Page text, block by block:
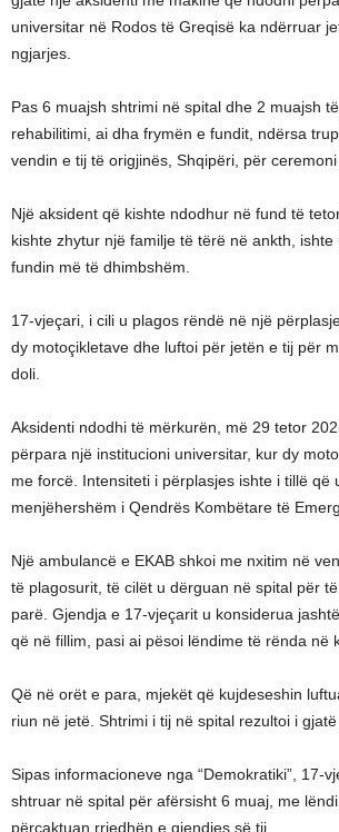
universitar në Rodos të Greqisë ka ndërruar
ngjarjes.
Pas 6 muajsh shtrimi në spital dhe 2 muajsh
rehabilitimi, ai dha frymën e fundit, ndërsa
vendin e tij të origjinës, Shqipëri, për ceremoni
Një aksident që kishte ndodhur në fund të
kishte zhytur një familje të tërë në ankth,
fundin më të dhimbshëm.
17-vjeçari, i cili u plagos rëndë në një
dy motoçikletave dhe luftoi për jetën e tij për
doli.
Aksidenti ndodhi të mërkurën, më 29 tetor
përpara një institucioni universitar, kur dy
me forcë. Intensiteti i përplasjes ishte i tillë që
menjëhershëm i Qendrës Kombëtare të
Një ambulancë e EKAB shkoi me nxitim në
të plagosurit, të cilët u dërguan në spital për
parë. Gjendja e 17-vjeçarit u konsiderua
që në fillim, pasi ai pësoi lëndime të rënda në
Që në orët e para, mjekët që kujdeseshin
riun në jetë. Shtrimi i tij në spital rezultoi i gjatë
Sipas informacioneve nga “Demokratiki”, 17-
shtruar në spital për afërsisht 6 muaj, me
përcaktuan rrjedhën e gjendjes së tij.